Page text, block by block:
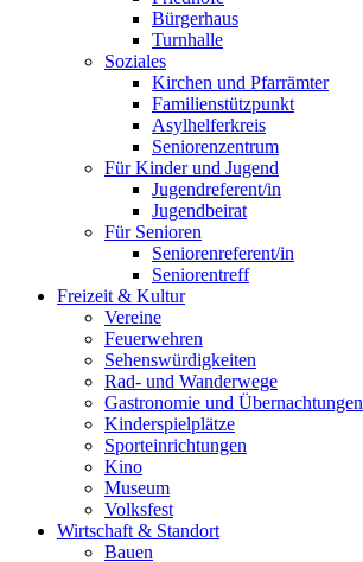
Bürgerhaus
Turnhalle
Soziales
Kirchen und Pfarrämter
Familienstützpunkt
Asylhelferkreis
Seniorenzentrum
Für Kinder und Jugend
Jugendreferent/in
Jugendbeirat
Für Senioren
Seniorenreferent/in
Seniorentreff
Freizeit & Kultur
Vereine
Feuerwehren
Sehenswürdigkeiten
Rad- und Wanderwege
Gastronomie und Übernachtungen
Kinderspielplätze
Sporteinrichtungen
Kino
Museum
Volksfest
Wirtschaft & Standort
Bauen